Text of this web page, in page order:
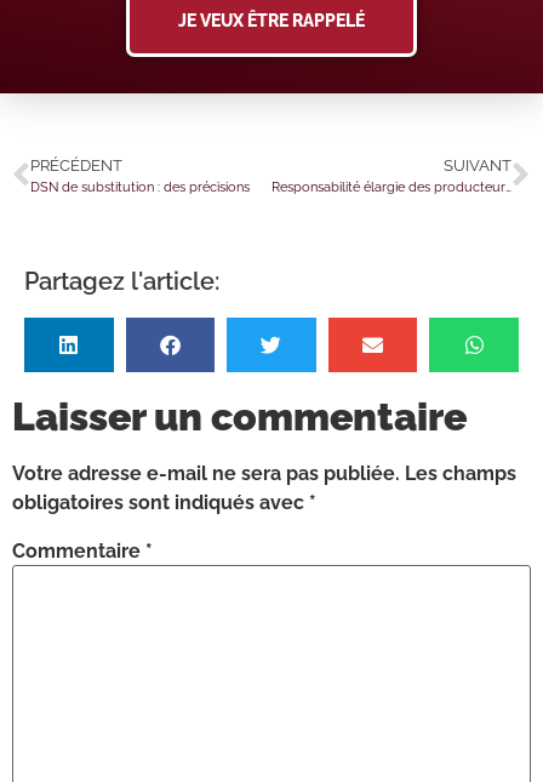
JE VEUX ÊTRE RAPPELÉ
PRÉCÉDENT
DSN de substitution : des précisions
SUIVANT
Responsabilité élargie des producteurs de textile : une aide financière ajustée
Partagez l'article:
Laisser un commentaire
Votre adresse e-mail ne sera pas publiée. Les champs
obligatoires sont indiqués avec *
Commentaire *